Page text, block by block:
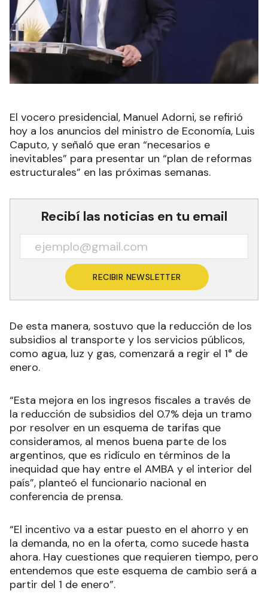
El vocero presidencial, Manuel Adorni, se refirió
hoy a los anuncios del ministro de Economía, Luis
Caputo, y señaló que eran “necesarios e
inevitables” para presentar un “plan de reformas
estructurales” en las próximas semanas.
Recibí las noticias en tu email
RECIBIR NEWSLETTER
De esta manera, sostuvo que la reducción de los
subsidios al transporte y los servicios públicos,
como agua, luz y gas, comenzará a regir el 1° de
enero.
“Esta mejora en los ingresos fiscales a través de
la reducción de subsidios del 0.7% deja un tramo
por resolver en un esquema de tarifas que
consideramos, al menos buena parte de los
argentinos, que es ridículo en términos de la
inequidad que hay entre el AMBA y el interior del
país”, planteó el funcionario nacional en
conferencia de prensa.
“El incentivo va a estar puesto en el ahorro y en
la demanda, no en la oferta, como sucede hasta
ahora. Hay cuestiones que requieren tiempo, pero
entendemos que este esquema de cambio será a
partir del 1 de enero”.